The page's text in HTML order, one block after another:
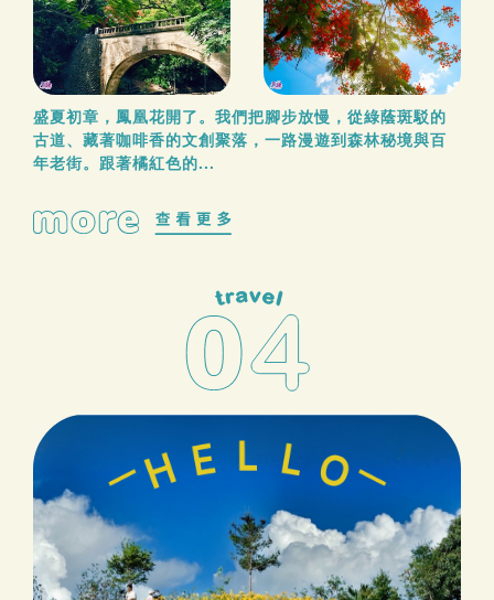
盛夏初章，鳳凰花開了。我們把腳步放慢，從綠蔭斑駁的
古道、藏著咖啡香的文創聚落，一路漫遊到森林秘境與百
年老街。跟著橘紅色的...